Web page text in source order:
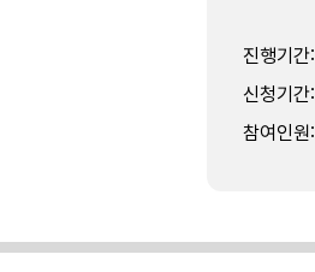
진행기간:
신청기간:
참여인원: